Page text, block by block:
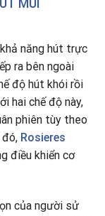
MÙI
năng hút trực
ra bên ngoài
độ hút khói rồi
hai chế độ này,
phiên tùy theo
đó, Rosieres
điều khiển cơ
của người sử